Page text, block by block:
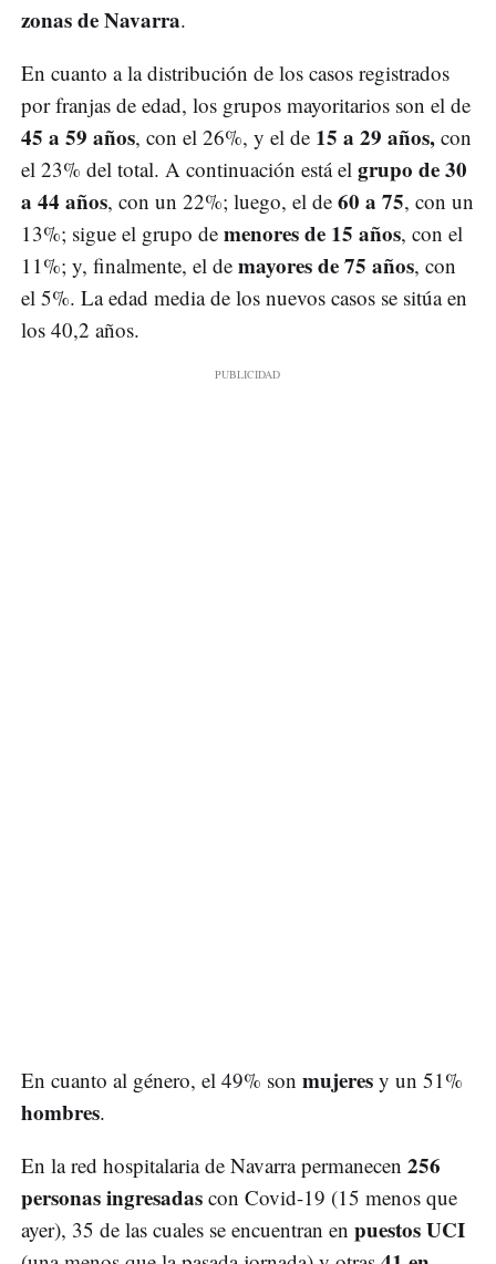
zonas de Navarra.
En cuanto a la distribución de los casos registrados
por franjas de edad, los grupos mayoritarios son el de
45 a 59 años, con el 26%, y el de 15 a 29 años, con
el 23% del total. A continuación está el grupo de 30
a 44 años, con un 22%; luego, el de 60 a 75, con un
13%; sigue el grupo de menores de 15 años, con el
11%; y, finalmente, el de mayores de 75 años, con
el 5%. La edad media de los nuevos casos se sitúa en
los 40,2 años.
En cuanto al género, el 49% son mujeres y un 51%
hombres.
En la red hospitalaria de Navarra permanecen 256
personas ingresadas con Covid-19 (15 menos que
ayer), 35 de las cuales se encuentran en puestos UCI